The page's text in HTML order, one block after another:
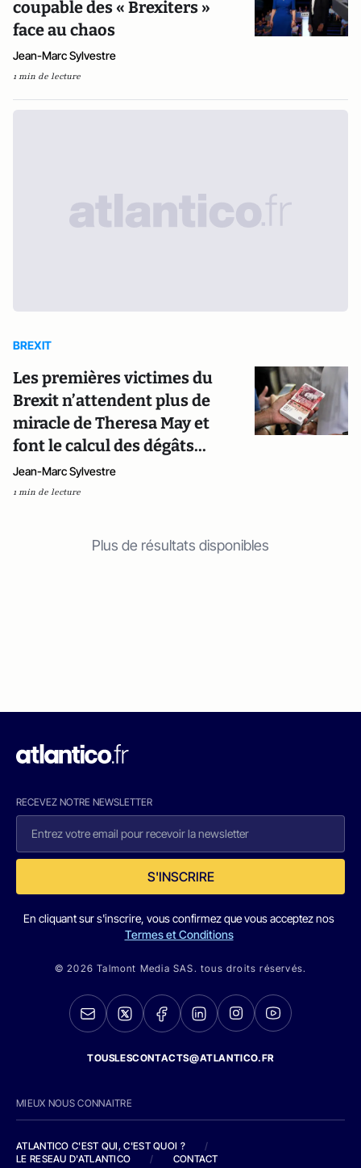
coupable des « Brexiters »
face au chaos
Jean-Marc Sylvestre
1 min de lecture
BREXIT
Les premières victimes du
Brexit n’attendent plus de
miracle de Theresa May et
font le calcul des dégâts...
Jean-Marc Sylvestre
1 min de lecture
Plus de résultats disponibles
RECEVEZ NOTRE NEWSLETTER
S'INSCRIRE
En cliquant sur s'inscrire, vous confirmez que vous acceptez nos
Termes et Conditions
© 2026 Talmont Media SAS. tous droits réservés.
TOUSLESCONTACTS@ATLANTICO.FR
MIEUX NOUS CONNAITRE
ATLANTICO C'EST QUI, C'EST QUOI ?
/
LE RESEAU D'ATLANTICO
/ CONTACT